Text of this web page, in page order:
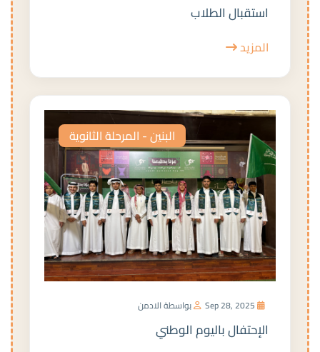
استقبال الطلاب
المزيد
البنين - المرحلة الثانوية
بواسطة الادمن
الإحتفال باليوم الوطني